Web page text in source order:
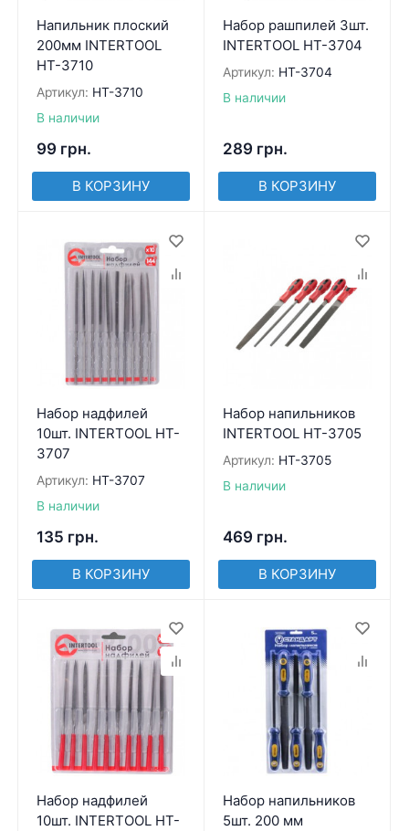
Напильник плоский
200мм INTERTOOL
HT-3710
Артикул: HT-3710
В наличии
99 грн.
В КОРЗИНУ
Набор рашпилей 3шт.
INTERTOOL HT-3704
Артикул: HT-3704
В наличии
289 грн.
В КОРЗИНУ
Набор надфилей
10шт. INTERTOOL HT-
3707
Артикул: HT-3707
В наличии
135 грн.
В КОРЗИНУ
Набор напильников
INTERTOOL HT-3705
Артикул: HT-3705
В наличии
469 грн.
В КОРЗИНУ
Набор надфилей
10шт. INTERTOOL HT-
Набор напильников
5шт. 200 мм